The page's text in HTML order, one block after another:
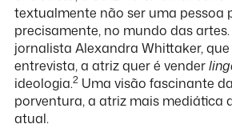
textualmente não ser uma pessoa
precisamente, no mundo das
jornalista Alexandra Whittaker,
entrevista, a atriz quer é vender
ideologia.2 Uma visão fascinante
porventura, a atriz mais mediática
atual.